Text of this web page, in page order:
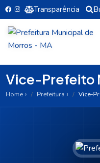
Transparência
Vice-Prefeito
Home Prefeitura Vice-